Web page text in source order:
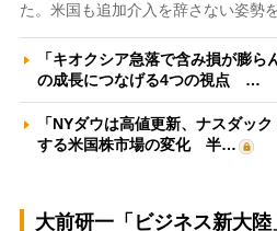
た。米国も追加介入を辞さない姿勢
「キオクシア急落で含み損が膨
の成長につなげる4つの視点 …
「NYダウは高値更新、ナスダッ
する米国株市場の変化 半…
大前研一「ビジネス新大